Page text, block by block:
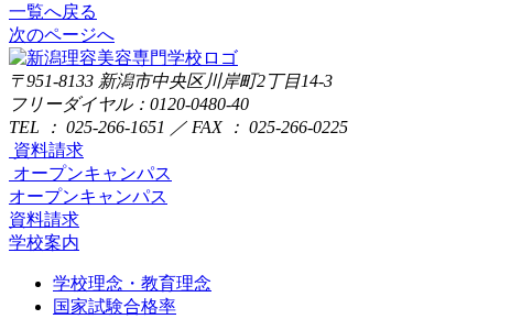
一覧へ戻る
次のページへ
〒951-8133 新潟市中央区川岸町2丁目14-3
フリーダイヤル：0120-0480-40
TEL ： 025-266-1651 ／ FAX ： 025-266-0225
資料請求
オープンキャンパス
オープンキャンパス
資料請求
学校案内
学校理念・教育理念
国家試験合格率